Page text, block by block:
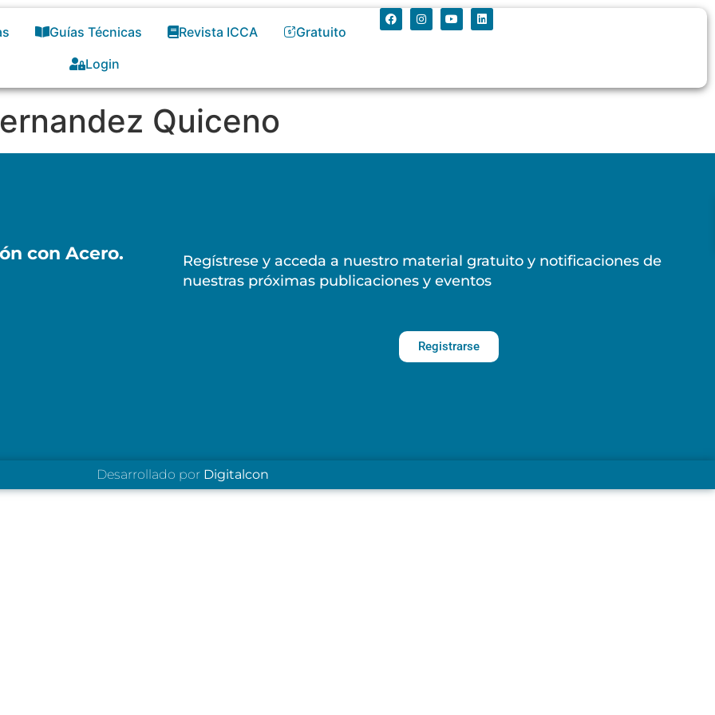
Guías Técnicas Revista ICCA
Gratuito
Login
Quiceno
con Acero.
Regístrese y acceda a nuestro material gratuito y notificaciones de
nuestras próximas publicaciones y eventos
Registrarse
Desarrollado por Digitalcon